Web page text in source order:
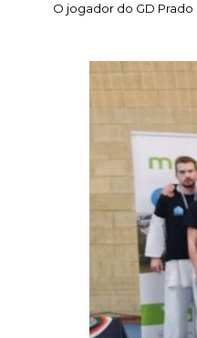
O jogador do GD Prado